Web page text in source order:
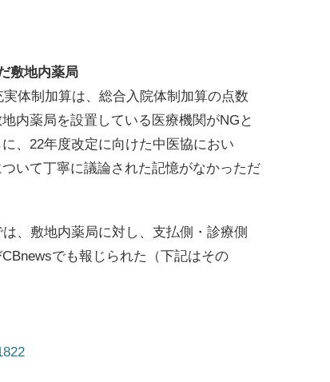
敷地内薬局
体制加算は、総合入院体制加算の点数
内薬局を設置している医療機関がNGと
、22年度改定に向けた中医協におい
いて丁寧に議論された記憶がなかっただ
、敷地内薬局に対し、支払側・診療側
でも報じられた（下記はその